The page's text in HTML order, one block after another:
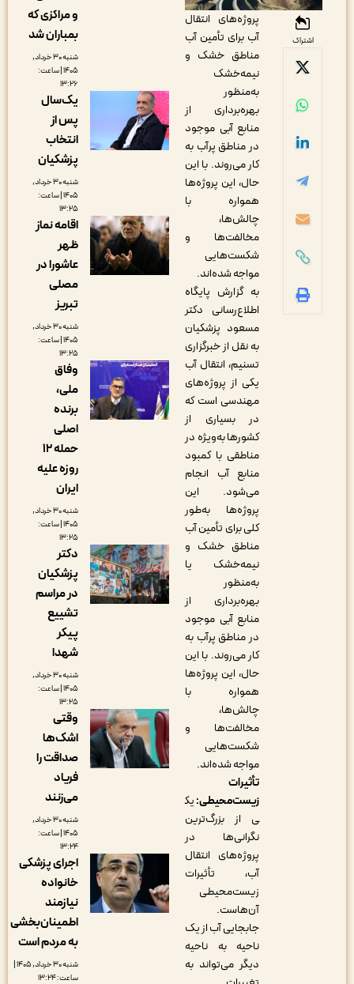
پروژه‌های انتقال
آب برای تأمین آب
مناطق خشک و
نیمه‌خشک
به‌منظور
بهره‌برداری از
منابع آبی موجود
در مناطق پرآب به
کار می‌روند. با این
حال، این پروژه‌ها
همواره با
چالش‌ها،
مخالفت‌ها و
شکست‌هایی
مواجه شده‌اند.
به گزارش پایگاه
اطلاع‌رسانی دکتر
مسعود پزشکیان
به نقل از خبرگزاری
تسنیم، انتقال آب
یکی از پروژه‌های
مهندسی است که
در بسیاری از
کشورها به‌ویژه در
مناطقی با کمبود
منابع آب انجام
می‌شود. این
پروژه‌ها به‌طور
کلی برای تأمین آب
مناطق خشک و
نیمه‌خشک یا
به‌منظور
بهره‌برداری از
منابع آبی موجود
در مناطق پرآب به
کار می‌روند. با این
حال، این پروژه‌ها
همواره با
چالش‌ها،
مخالفت‌ها و
شکست‌هایی
مواجه شده‌اند.
زیست‌محیطی:یک
ی از بزرگ‌ترین
نگرانی‌ها در
پروژه‌های انتقال
آب، تأثیرات
زیست‌محیطی
آن‌هاست.
جابجایی آب از یک
ناحیه به ناحیه
دیگر می‌تواند به
و مراکزی که
بمباران شد
شنبه ۳۰ خرداد,
۱۴۰۵ | ساعت:
یک‌سال
انتخاب
پزشکیان
شنبه ۳۰ خرداد,
۱۴۰۵ | ساعت:
اقامه نماز
ظهر
عاشورا در
شنبه ۳۰ خرداد,
۱۴۰۵ | ساعت:
وفاق
ملی،
‌برنده
حمله ۱۲
روزه علیه
شنبه ۳۰ خرداد,
۱۴۰۵ | ساعت:
دکتر
پزشکیان
در مراسم
شنبه ۳۰ خرداد,
۱۴۰۵ | ساعت:
وقتی
اشک‌ها
صداقت را
شنبه ۳۰ خرداد,
۱۴۰۵ | ساعت:
اجرای پزشکی
خانواده
نیازمند
اطمینان‌بخشی
به مردم است
شنبه ۳۰ خرداد, ۱۴۰۵ |